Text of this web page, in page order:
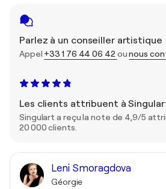
Parlez à un conseiller artistique
Appel +33 1 76 44 06 42 ounous
Les clients attribuent à
Singulart a reçu la note de 4,9/5
20 000 clients.
Leni Smoragdova
Géorgie